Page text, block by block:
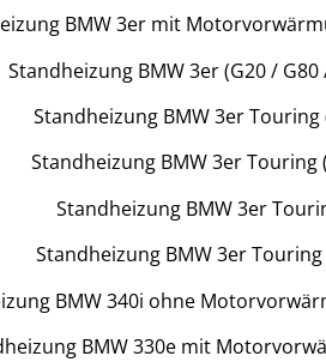
BMW 3er mit
Standheizung BMW 3er (G20 /
Standheizung BMW 3er Touring
Standheizung BMW 3er Touring
Standheizung BMW 3er
Standheizung BMW 3er Touring
BMW 340i ohne
BMW 330e mit